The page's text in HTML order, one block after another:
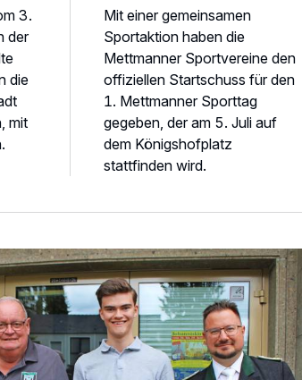
3.
der
die
mit
Mit einer gemeinsamen
Sportaktion haben die
Mettmanner Sportvereine den
offiziellen Startschuss für den
1. Mettmanner Sporttag
gegeben, der am 5. Juli auf
dem Königshofplatz
stattfinden wird.